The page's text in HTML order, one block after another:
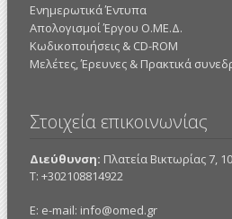
Ενημερωτικά Έντυπα
Απολογισμοί Έργου Ο.ΜΕ.Δ.
Κωδικοποιήσεις & CD-ROM
Mελέτες, Έρευνες & Πρακτικά
Στοιχεία επικοινωνίας
Διεύθυνση: Πλατεία Βικτωρίας 7,
Τ: +302108814922
E: e-mail: info@omed.gr